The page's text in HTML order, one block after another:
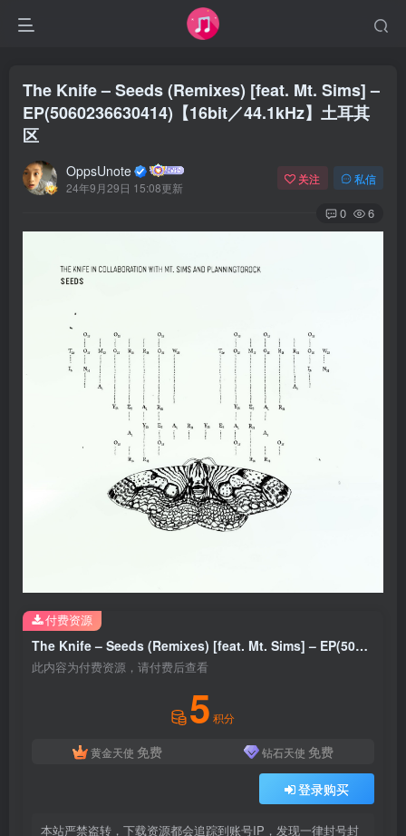
The Knife – Seeds (Remixes) [feat. Mt. Sims] –
EP(5060236630414)【16bit／44.1kHz】土耳其
区
OppsUnote
24年9月29日 15:08更新
关注 私信
0 6
The Knife – Seeds (Remixes) [feat. Mt. Sims] – EP(5060236630414)【16bit／44.1kHz】土耳其区
此内容为付费资源，请付费后查看
5 积分
黄金天使 免费 钻石天使 免费
登录购买
本站严禁盗转，下载资源都会追踪到账号IP，发现一律封号封
付费资源